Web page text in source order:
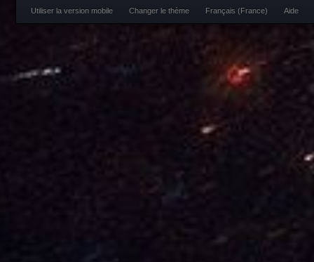
Utiliser la version mobile Changer le thème Français (France) Aide